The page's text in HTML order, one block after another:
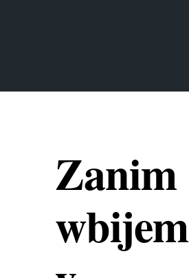
Zanim
wbijem